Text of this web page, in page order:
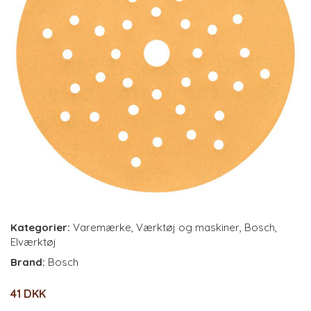
Kategorier: Varemærke, Værktøj og maskiner, Bosch,
Elværktøj
Brand: Bosch
41 DKK